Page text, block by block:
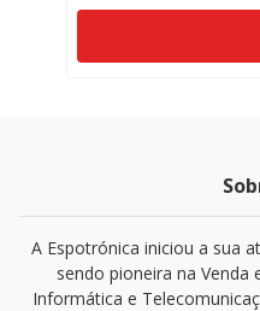
A Espotrónica iniciou a sua
sendo pioneira na Venda
Informática e